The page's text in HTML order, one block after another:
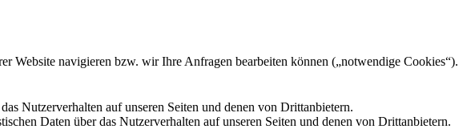
Website navigieren bzw. wir Ihre Anfragen bearbeiten können („notwendige Cookies“).
Nutzerverhalten auf unseren Seiten und denen von Drittanbietern.
Daten über das Nutzerverhalten auf unseren Seiten und denen von Drittanbietern.